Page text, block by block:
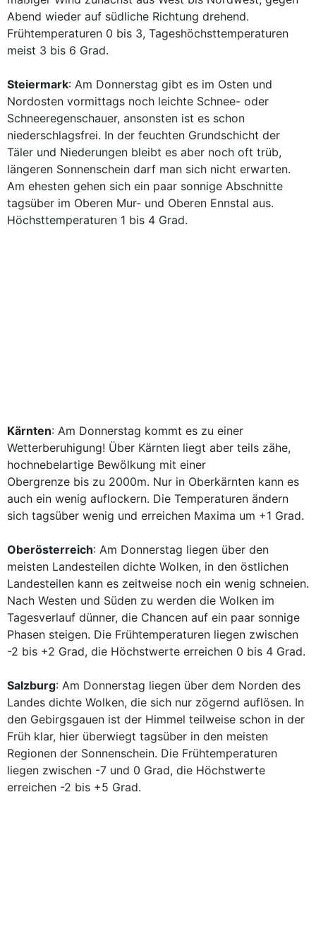
Abend wieder auf südliche Richtung drehend.
Frühtemperaturen 0 bis 3, Tageshöchsttemperaturen
meist 3 bis 6 Grad.
Steiermark: Am Donnerstag gibt es im Osten und
Nordosten vormittags noch leichte Schnee- oder
Schneeregenschauer, ansonsten ist es schon
niederschlagsfrei. In der feuchten Grundschicht der
Täler und Niederungen bleibt es aber noch oft trüb,
längeren Sonnenschein darf man sich nicht erwarten.
Am ehesten gehen sich ein paar sonnige Abschnitte
tagsüber im Oberen Mur- und Oberen Ennstal aus.
Höchsttemperaturen 1 bis 4 Grad.
Kärnten: Am Donnerstag kommt es zu einer
Wetterberuhigung! Über Kärnten liegt aber teils zähe,
hochnebelartige Bewölkung mit einer
Obergrenze bis zu 2000m. Nur in Oberkärnten kann es
auch ein wenig auflockern. Die Temperaturen ändern
sich tagsüber wenig und erreichen Maxima um +1 Grad.
Oberösterreich: Am Donnerstag liegen über den
meisten Landesteilen dichte Wolken, in den östlichen
Landesteilen kann es zeitweise noch ein wenig schneien.
Nach Westen und Süden zu werden die Wolken im
Tagesverlauf dünner, die Chancen auf ein paar sonnige
Phasen steigen. Die Frühtemperaturen liegen zwischen
-2 bis +2 Grad, die Höchstwerte erreichen 0 bis 4 Grad.
Salzburg: Am Donnerstag liegen über dem Norden des
Landes dichte Wolken, die sich nur zögernd auflösen. In
den Gebirgsgauen ist der Himmel teilweise schon in der
Früh klar, hier überwiegt tagsüber in den meisten
Regionen der Sonnenschein. Die Frühtemperaturen
liegen zwischen -7 und 0 Grad, die Höchstwerte
erreichen -2 bis +5 Grad.